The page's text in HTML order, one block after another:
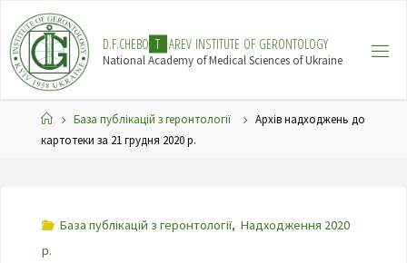
content
D.F.CHEBO T AREV INSTITUTE OF GERONTOL OGY
National Academy of Medical Sciences of Ukraine
HomeБаза публікацій з геронтології
Архів надходжень до
картотеки за 21 грудня 2020 р.
База публікацій з геронтології, Надходження 2020
р.